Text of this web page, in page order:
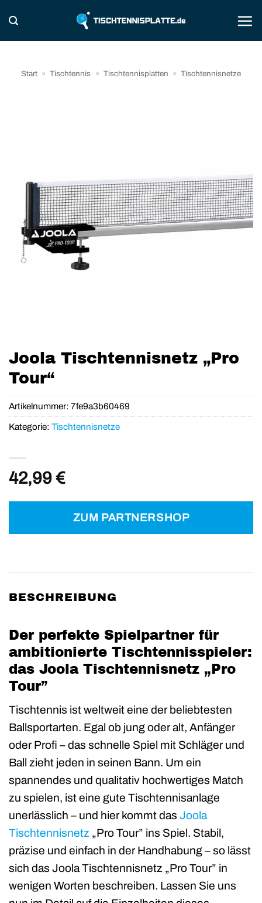
Inhalt
springen
Start » Tischtennis » Tischtennisplatten » Tischtennisnetze
Joola Tischtennisnetz „Pro
Tour“
42,99€
ZUM PARTNERSHOP
Artikelnummer: 7fe9a3b60469
Kategorie: Tischtennisnetze
BESCHREIBUNG
Der perfekte Spielpartner für
ambitionierte Tischtennisspieler:
das Joola Tischtennisnetz „Pro
Tour”
Tischtennis ist weltweit eine der beliebtesten
Ballsportarten. Egal ob jung oder alt, Anfänger
oder Profi – das schnelle Spiel mit Schläger und
Ball zieht jeden in seinen Bann. Um ein
spannendes und qualitativ hochwertiges Match
zu spielen, ist eine gute Tischtennisanlage
unerlässlich – und hier kommt das Joola
Tischtennisnetz „Pro Tour” ins Spiel. Stabil,
präzise und einfach in der Handhabung – so lässt
sich das Joola Tischtennisnetz „Pro Tour” in
wenigen Worten beschreiben. Lassen Sie uns